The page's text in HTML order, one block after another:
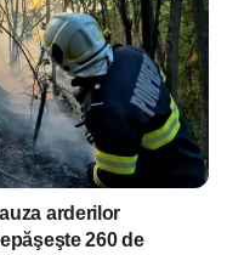
arderilor
260 de